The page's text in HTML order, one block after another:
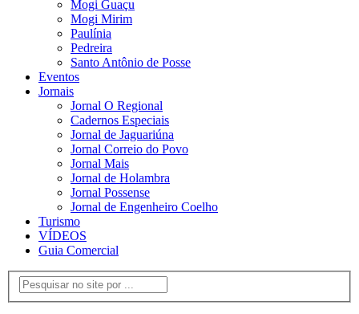
Mogi Guaçu
Mogi Mirim
Paulínia
Pedreira
Santo Antônio de Posse
Eventos
Jornais
Jornal O Regional
Cadernos Especiais
Jornal de Jaguariúna
Jornal Correio do Povo
Jornal Mais
Jornal de Holambra
Jornal Possense
Jornal de Engenheiro Coelho
Turismo
VÍDEOS
Guia Comercial